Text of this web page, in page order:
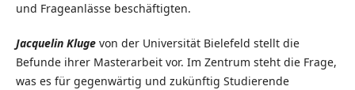
und Frageanlässe beschäftigten.
Jacquelin Klugevon der Universität Bielefeld stellt die
Befunde ihrer Masterarbeit vor. Im Zentrum steht die Frage,
was es für gegenwärtig und zukünftig Studierende